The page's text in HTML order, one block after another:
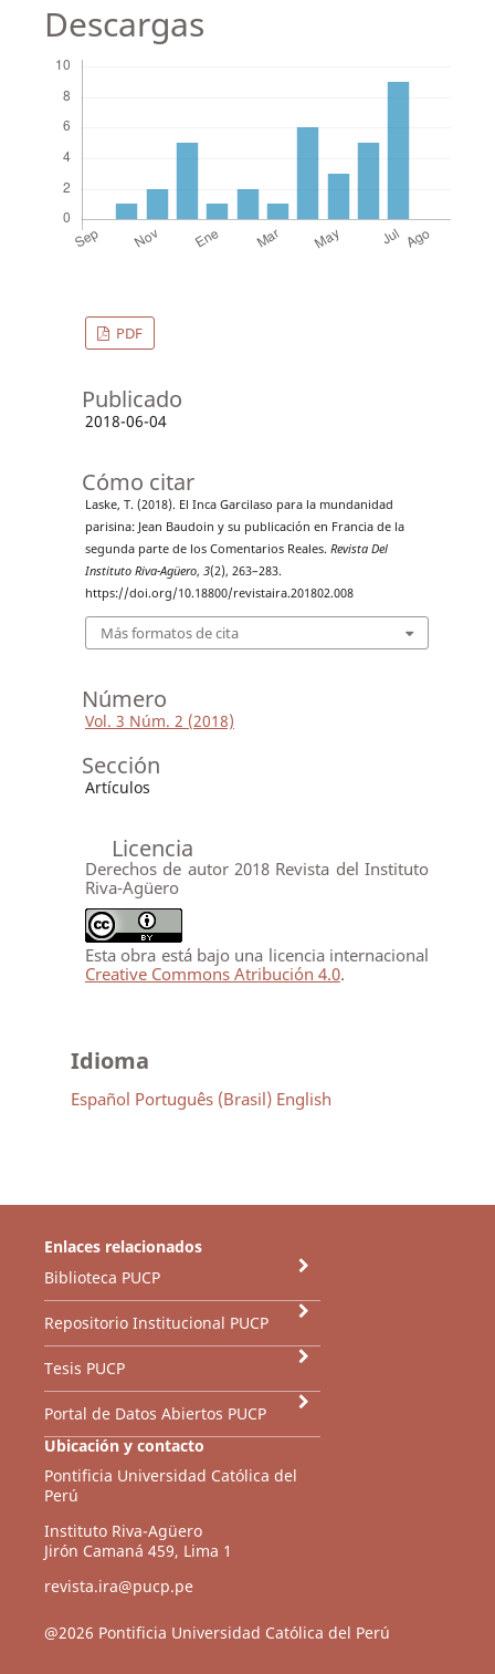
Descargas
PDF
Publicado
2018-06-04
Cómo citar
Laske, T. (2018). El Inca Garcilaso para la mundanidad
parisina: Jean Baudoin y su publicación en Francia de la
segunda parte de los Comentarios Reales. Revista Del
Instituto Riva-Agüero, 3(2), 263–283.
https://doi.org/10.18800/revistaira.201802.008
Más formatos de cita
Número
Vol. 3 Núm. 2 (2018)
Sección
Artículos
Licencia
Derechos de autor 2018 Revista del Instituto
Riva-Agüero
Esta obra está bajo una licencia internacional
Creative Commons Atribución 4.0.
Idioma
Español Português (Brasil) English
Enlaces relacionados
Biblioteca PUCP
Repositorio Institucional PUCP
Tesis PUCP
Portal de Datos Abiertos PUCP
Ubicación y contacto
Pontificia Universidad Católica del
Perú
Instituto Riva-Agüero
Jirón Camaná 459, Lima 1
revista.ira@pucp.pe
@2026 Pontificia Universidad Católica del Perú